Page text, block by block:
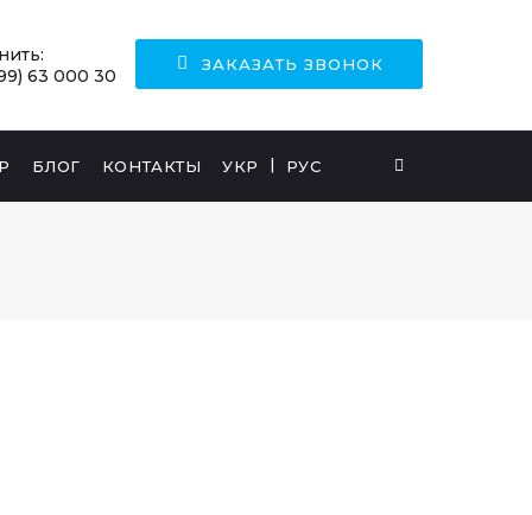
63 000 30
ЗАКАЗАТЬ ЗВОНОК
БЛОГ КОНТАКТЫ УКР РУС